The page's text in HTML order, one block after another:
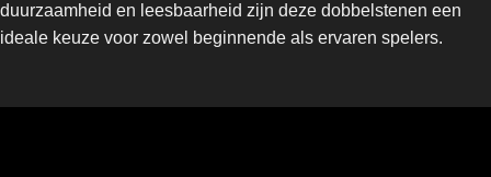
duurzaamheid en leesbaarheid zijn deze dobbelstenen een
ideale keuze voor zowel beginnende als ervaren spelers.